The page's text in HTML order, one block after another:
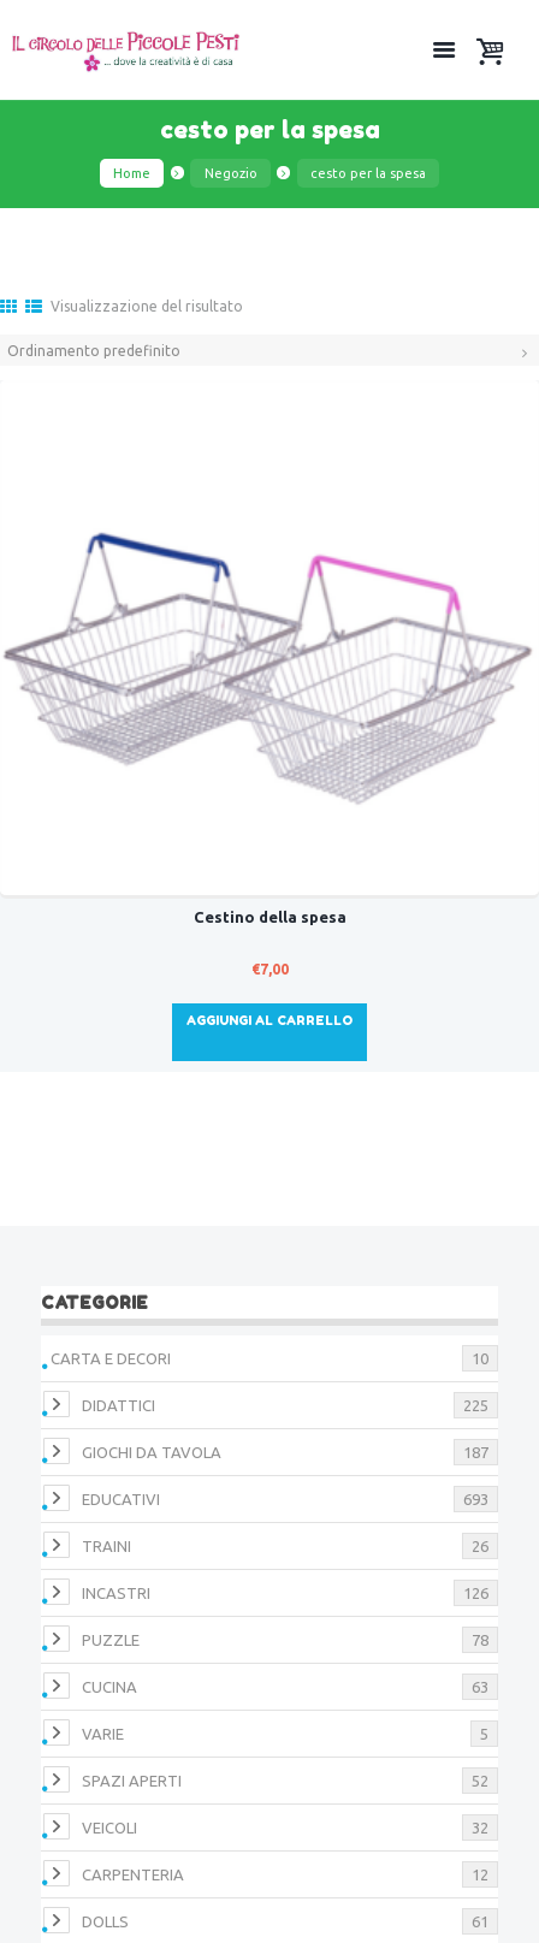
cesto per la spesa
Home Negozio cesto per la spesa
Visualizzazione del risultato
Cestino della spesa
€7,00
AGGIUNGI AL CARRELLO
CATEGORIE
CARTA E DECORI 10
DIDATTICI 225
GIOCHI DA TAVOLA 187
EDUCATIVI 693
TRAINI 26
INCASTRI 126
PUZZLE 78
CUCINA 63
VARIE 5
SPAZI APERTI 52
VEICOLI 32
CARPENTERIA 12
DOLLS 61